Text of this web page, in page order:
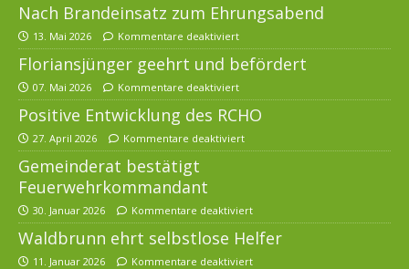
Nach Brandeinsatz zum Ehrungsabend
13. Mai 2026 Kommentare deaktiviert
Floriansjünger geehrt und befördert
07. Mai 2026 Kommentare deaktiviert
Positive Entwicklung des RCHO
27. April 2026 Kommentare deaktiviert
Gemeinderat bestätigt
Feuerwehrkommandant
30. Januar 2026 Kommentare deaktiviert
Waldbrunn ehrt selbstlose Helfer
11. Januar 2026 Kommentare deaktiviert